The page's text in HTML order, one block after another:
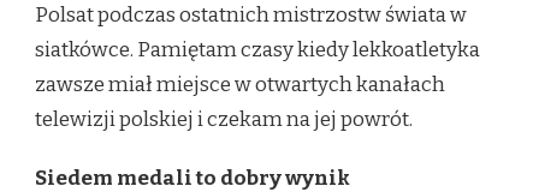
Polsat podczas ostatnich mistrzostw świata w
siatkówce. Pamiętam czasy kiedy lekkoatletyka
zawsze miał miejsce w otwartych kanałach
telewizji polskiej i czekam na jej powrót.
Siedem medali to dobry wynik